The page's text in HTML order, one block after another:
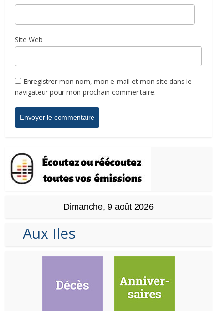
Site Web
Enregistrer mon nom, mon e-mail et mon site dans le
navigateur pour mon prochain commentaire.
Dimanche, 9 août 2026
Aux Iles